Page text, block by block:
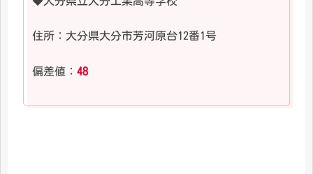
住所：大分県大分市芳河原台12番1号
偏差値： 48